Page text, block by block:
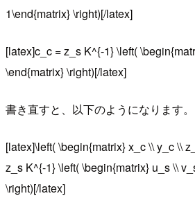
1\end{matrix} \right)[/latex]
[latex]c_c = z_s K^{-1} \left(
\end{matrix} \right)[/latex]
書き直すと、以下のようになります。
[latex]\left( \begin{matrix} x_c \\ y_c \\
z_s K^{-1} \left( \begin{matrix} u_s \\
\right)[/latex]